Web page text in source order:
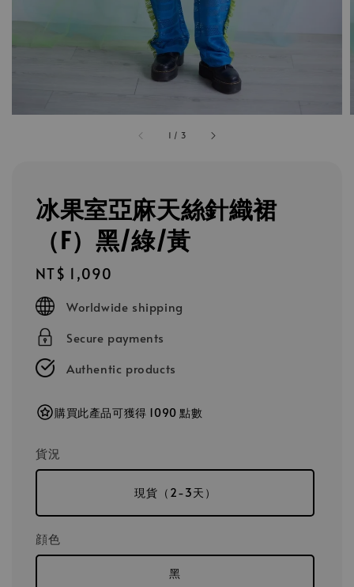
1 / 3
冰果室亞麻天絲針織裙
（F）黑/綠/黃
Regular
price
NT$ 1,090
Worldwide shipping
Secure payments
Authentic products
購買此產品可獲得 1090 點數
貨況
現貨（2-3天）
顔色
黑